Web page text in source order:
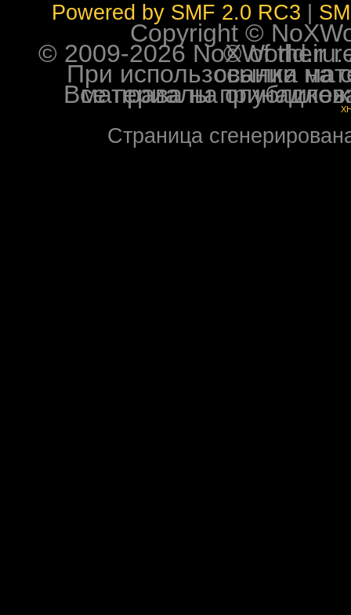
Powered by SMF 2.0 RC3
Copyright ©
© 2009-2026 NoXWorld.ru. All
При использовании
Все права на опубликованные на форуме
Страница